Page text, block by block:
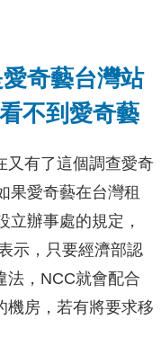
奇藝台灣站
不到愛奇藝
又有了這個調查愛奇
果愛奇藝在台灣租
立辦事處的規定，
示，只要經濟部認
法，NCC就會配合
機房，若有將要求移